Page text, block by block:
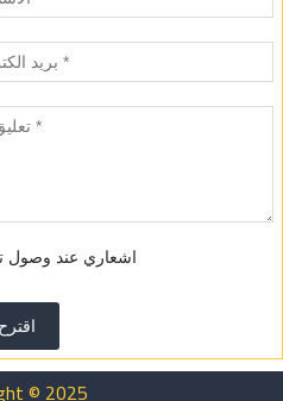
اشعاري عند وصول
اقترح
© 2025